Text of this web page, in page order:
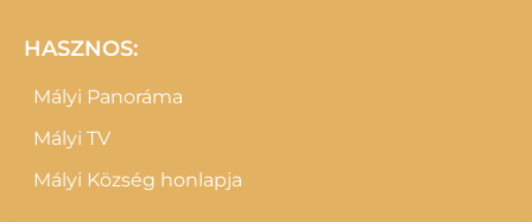
HASZNOS:
Mályi Panoráma
Mályi TV
Mályi Község honlapja